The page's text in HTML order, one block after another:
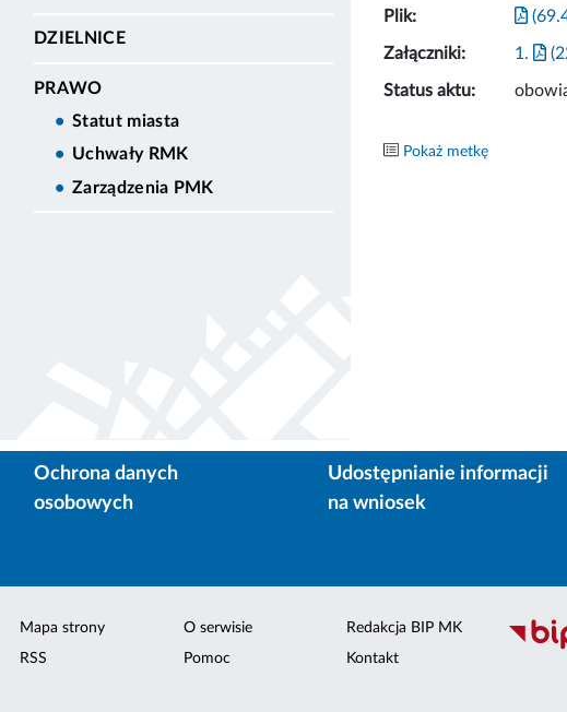
DZIELNICE
PRAWO
Statut miasta
Uchwały RMK
Zarządzenia PMK
Plik:
Załączniki: 1.
Status aktu:
Pokaż metkę
Ochrona danych
osobowych
Udostępnianie informacji
na wniosek
Mapa strony
RSS
O serwisie
Pomoc
Redakcja BIP MK
Kontakt